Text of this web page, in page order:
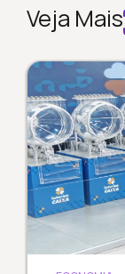
Veja Mais